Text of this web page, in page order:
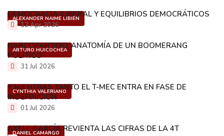
ALEXANDER NAIME LIBIÉN
DEMOCRACIA ILIBERAL Y EQUILIBRIOS DEMOCRÁTICOS
12 Apr 2026
ARTURO HUICOCHEA
NARCOPARTIDO: ANATOMÍA DE UN BOOMERANG
POLÍTICO
31 Jul 2026
CYNTHIA VALERIANO
Y MIENTRAS TANTO EL T-MEC ENTRA EN FASE DE
INDEFINICIÓN
01 Jul 2026
DANIEL CAMARGO
AXELL GARCÍA REVIENTA LAS CIFRAS DE LA 4T